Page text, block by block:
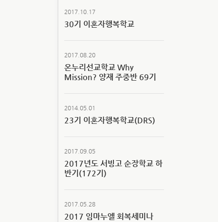
2017.10.17
30기 이혼자행복학교
2017.08.20
온누리선교학교 Why
Mission? 양재 주중반 69기
2014.05.01
23기 이혼자행복학교(DRS)
2017.09.05
2017년도 서빙고 순장학교 하
반기(172기)
2017.05.28
2017 임마누엘 회복세미나